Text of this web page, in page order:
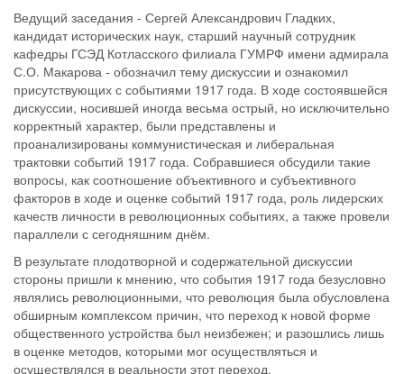
Ведущий заседания - Сергей Александрович Гладких,
кандидат исторических наук, старший научный сотрудник
кафедры ГСЭД Котласского филиала ГУМРФ имени адмирала
С.О. Макарова - обозначил тему дискуссии и ознакомил
присутствующих с событиями 1917 года. В ходе состоявшейся
дискуссии, носившей иногда весьма острый, но исключительно
корректный характер, были представлены и
проанализированы коммунистическая и либеральная
трактовки событий 1917 года. Собравшиеся обсудили такие
вопросы, как соотношение объективного и субъективного
факторов в ходе и оценке событий 1917 года, роль лидерских
качеств личности в революционных событиях, а также провели
параллели с сегодняшним днём.
В результате плодотворной и содержательной дискуссии
стороны пришли к мнению, что события 1917 года безусловно
являлись революционными, что революция была обусловлена
обширным комплексом причин, что переход к новой форме
общественного устройства был неизбежен; и разошлись лишь
в оценке методов, которыми мог осуществляться и
осуществлялся в реальности этот переход.